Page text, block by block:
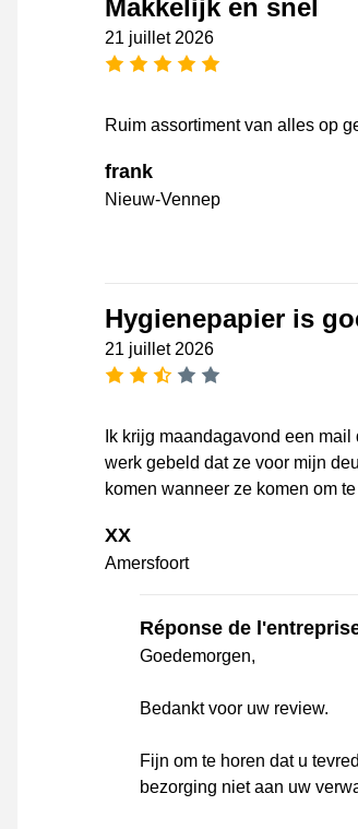
Makkelijk en snel
21 juillet 2026
Ruim assortiment van alles op
frank
Nieuw-Vennep
Hygienepapier is
21 juillet 2026
Ik krijg maandagavond een
werk gebeld dat ze voor mijn
komen wanneer ze komen om
XX
Amersfoort
Réponse de
Goedemorgen,
Bedankt voor uw review.
Fijn om te horen dat u
bezorging niet aan uw